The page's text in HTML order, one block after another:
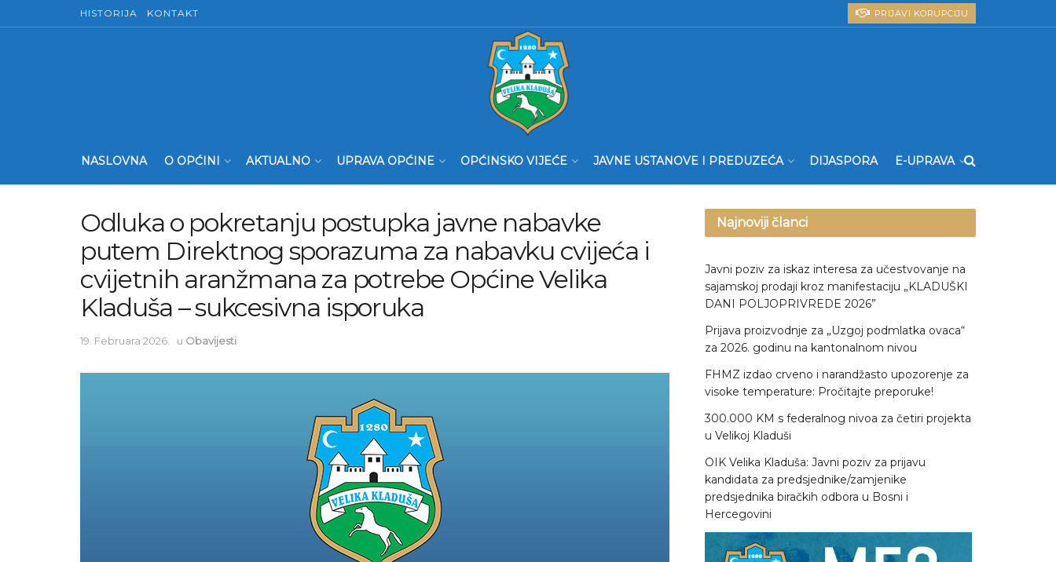
HISTORIJA KONTAKT PRIJAVI KORUPCIJU
NASLOVNA O OPĆINI AKTUALNO UPRAVA OPĆINE OPĆINSKO VIJEĆE JAVNE USTANOVE I PREDUZEĆA DIJASPORA E-UPRAVA
Odluka o pokretanju postupka javne nabavke
putem Direktnog sporazuma za nabavku cvijeća i
cvijetnih aranžmana za potrebe Općine Velika
Kladuša – sukcesivna isporuka
19. Februara 2026. u Obavijesti
Najnoviji članci
Javni poziv za iskaz interesa za učestvovanje na
sajamskoj prodaji kroz manifestaciju „KLADUŠKI
DANI POLJOPRIVREDE 2026”
Prijava proizvodnje za „Uzgoj podmlatka ovaca“
za 2026. godinu na kantonalnom nivou
FHMZ izdao crveno i narandžasto upozorenje za
visoke temperature: Pročitajte preporuke!
300.000 KM s federalnog nivoa za četiri projekta
u Velikoj Kladuši
OIK Velika Kladuša: Javni poziv za prijavu
kandidata za predsjednike/zamjenike
predsjednika biračkih odbora u Bosni i
Hercegovini